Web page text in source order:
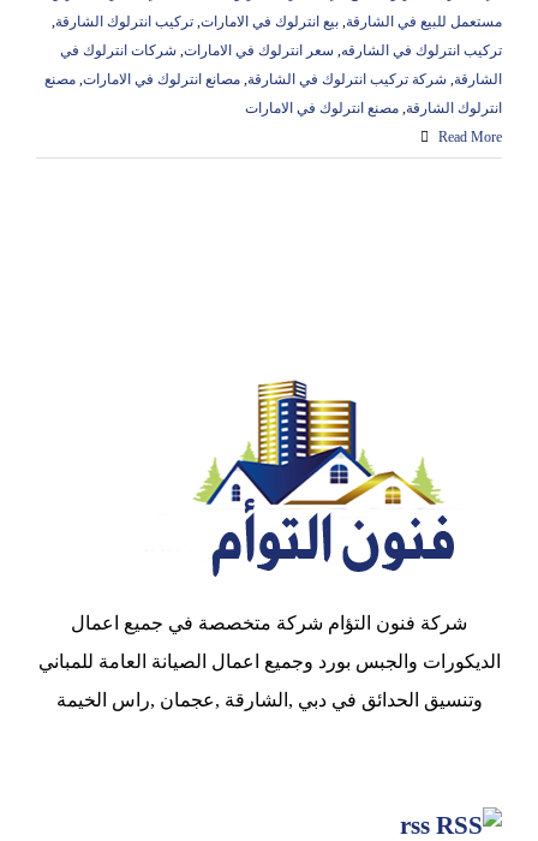
مستعمل للبيع في الشارقة, بيع انترلوك في الامارات, تركيب انترلوك الشارقة,
تركيب انترلوك في الشارقه, سعر انترلوك في الامارات, شركات انترلوك في
الشارقة, شركة تركيب انترلوك في الشارقة, مصانع انترلوك في الامارات, مصنع
انترلوك الشارقة, مصنع انترلوك في الامارات
Read More
شركة فنون التؤام شركة متخصصة في جميع اعمال
الديكورات والجبس بورد وجميع اعمال الصيانة العامة للمباني
وتنسيق الحدائق في دبي ,الشارقة ,عجمان ,راس الخيمة
rss